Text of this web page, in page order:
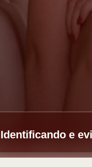
Identificando e